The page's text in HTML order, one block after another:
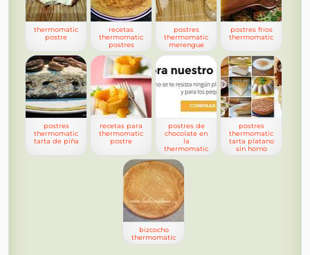
thermomatic
postre
recetas
thermomatic
postres
postres
thermomatic
merengue
postres frios
thermomatic
postres
thermomatic
tarta de piña
recetas para
thermomatic
postre
postres de
chocolate en
la
thermomatic
postres
thermomatic
tarta platano
sin horno
bizcocho
thermomatic